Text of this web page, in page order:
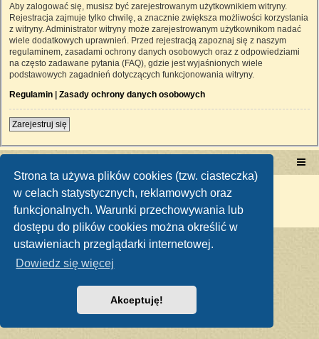
Strona ta używa plików cookies (tzw. ciasteczka)
w celach statystycznych, reklamowych oraz
funkcjonalnych. Warunki przechowywania lub
dostępu do plików cookies można określić w
ustawieniach przeglądarki internetowej.
Dowiedz się więcej
Akceptuję!
Aby zalogować się, musisz być zarejestrowanym użytkownikiem witryny.
Rejestracja zajmuje tylko chwilę, a znacznie zwiększa możliwości korzystania
z witryny. Administrator witryny może zarejestrowanym użytkownikom nadać
wiele dodatkowych uprawnień. Przed rejestracją zapoznaj się z naszym
regulaminem, zasadami ochrony danych osobowych oraz z odpowiedziami
na często zadawane pytania (FAQ), gdzie jest wyjaśnionych wiele
podstawowych zagadnień dotyczących funkcjonowania witryny.
Regulamin | Zasady ochrony danych osobowych
Zarejestruj się
Technologię dostarcza phpBB ® Forum Software © phpBB Limited
Polski pakiet językowy dostarcza
Zasady ochrony danych osobowych|Regulamin